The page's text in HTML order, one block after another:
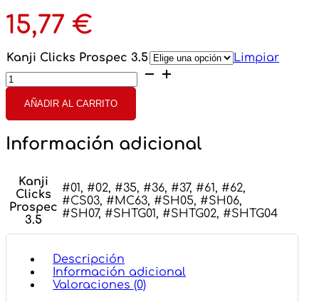
15,77 €
Kanji Clicks Prospec 3.5
Limpiar
Kanji
Clicks
Prospec
cantidad
AÑADIR AL CARRITO
Información adicional
Kanji
Clicks
Prospec
3.5
#01, #02, #35, #36, #37, #61, #62,
#CS03, #MC63, #SH05, #SH06,
#SH07, #SHTG01, #SHTG02, #SHTG04
Descripción
Información adicional
Valoraciones (0)